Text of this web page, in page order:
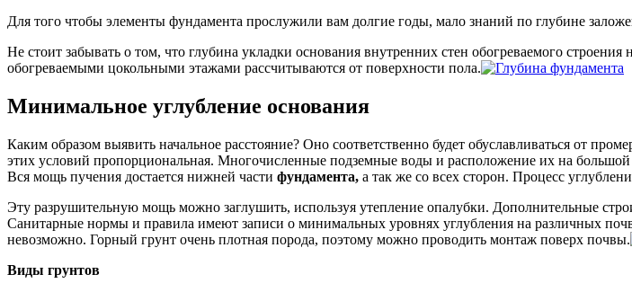
Для того чтобы элементы фундамента прослужили вам долгие годы, мало знаний по глубине
Не стоит забывать о том, что глубина укладки основания внутренних стен обогреваемого
обогреваемыми цокольными этажами рассчитываются от поверхности пола.
Минимальное углубление основания
Каким образом выявить начальное расстояние? Оно соответственно будет обуславливаться от
этих условий пропорциональная. Многочисленные подземные воды и расположение их на большой
Вся мощь пучения достается нижней части фундамента, а так же со всех сторон. Процесс
Эту разрушительную мощь можно заглушить, используя утепление опалубки. Дополнительные
Санитарные нормы и правила имеют записи о минимальных уровнях углубления на различных
невозможно. Горный грунт очень плотная порода, поэтому можно проводить монтаж поверх почвы.
Виды грунтов